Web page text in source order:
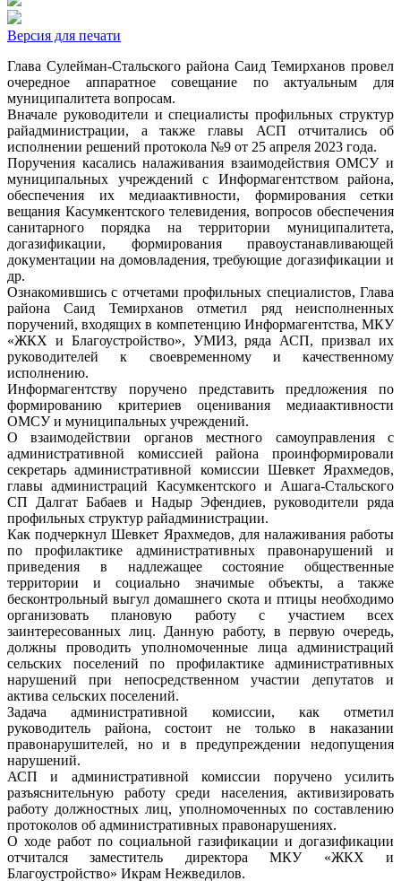
Версия для печати
Глава Сулейман-Стальского района Саид Темирханов провел
очередное аппаратное совещание по актуальным для
муниципалитета вопросам.
Вначале руководители и специалисты профильных структур
райадминистрации, а также главы АСП отчитались об
исполнении решений протокола №9 от 25 апреля 2023 года.
Поручения касались налаживания взаимодействия ОМСУ и
муниципальных учреждений с Информагентством района,
обеспечения их медиаактивности, формирования сетки
вещания Касумкентского телевидения, вопросов обеспечения
санитарного порядка на территории муниципалитета,
догазификации, формирования правоустанавливающей
документации на домовладения, требующие догазификации и
др.
Ознакомившись с отчетами профильных специалистов, Глава
района Саид Темирханов отметил ряд неисполненных
поручений, входящих в компетенцию Информагентства, МКУ
«ЖКХ и Благоустройство», УМИЗ, ряда АСП, призвал их
руководителей к своевременному и качественному
исполнению.
Информагентству поручено представить предложения по
формированию критериев оценивания медиаактивности
ОМСУ и муниципальных учреждений.
О взаимодействии органов местного самоуправления с
административной комиссией района проинформировали
секретарь административной комиссии Шевкет Ярахмедов,
главы администраций Касумкентского и Ашага-Стальского
СП Далгат Бабаев и Надыр Эфендиев, руководители ряда
профильных структур райадминистрации.
Как подчеркнул Шевкет Ярахмедов, для налаживания работы
по профилактике административных правонарушений и
приведения в надлежащее состояние общественные
территории и социально значимые объекты, а также
бесконтрольный выгул домашнего скота и птицы необходимо
организовать плановую работу с участием всех
заинтересованных лиц. Данную работу, в первую очередь,
должны проводить уполномоченные лица администраций
сельских поселений по профилактике административных
нарушений при непосредственном участии депутатов и
актива сельских поселений.
Задача административной комиссии, как отметил
руководитель района, состоит не только в наказании
правонарушителей, но и в предупреждении недопущения
нарушений.
АСП и административной комиссии поручено усилить
разъяснительную работу среди населения, активизировать
работу должностных лиц, уполномоченных по составлению
протоколов об административных правонарушениях.
О ходе работ по социальной газификации и догазификации
отчитался заместитель директора МКУ «ЖКХ и
Благоустройство» Икрам Нежведилов.